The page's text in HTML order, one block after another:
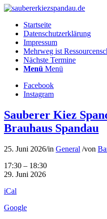
Startseite
Datenschutzerklärung
Impressum
Mehrweg ist
Nächste Termine
Menü Menü
Facebook
Instagram
Sauberer Kiez
Brauhaus Spandau
25. Juni 2026/in General /von
Sauberer
Kiez
-
am
17:30 – 18:30
29. Juni 2026
iCal
Google